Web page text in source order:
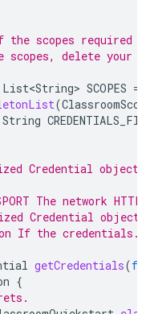
the scopes required
scopes, delete your
List<String> SCOPES =
(
String
Credential object.
The network HTTP
Credential object.
If the
getCredentials(
{